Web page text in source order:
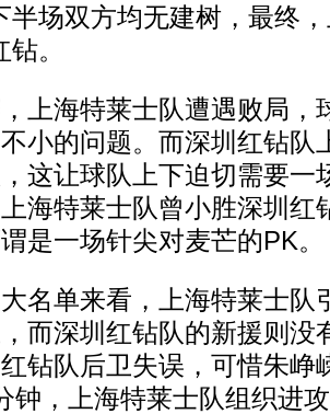
半场双方均无建树，最终
。
海特莱士队遭遇败局，
小的问题。而深圳红钻队
这让球队上下迫切需要一
海特莱士队曾小胜深圳红
是一场针尖对麦芒的PK。
单来看，上海特莱士队
而深圳红钻队的新援则没
钻队后卫失误，可惜朱峥
钟，上海特莱士队组织进